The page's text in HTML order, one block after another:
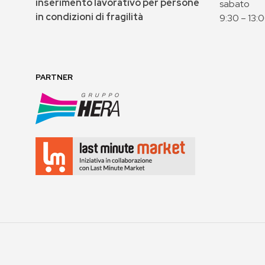
inserimento lavorativo per persone
in condizioni di fragilità
sabato
9:30 –
PARTNER